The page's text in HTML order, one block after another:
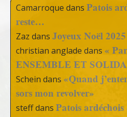
Camarroque dans Patois
reste…
Zaz dans Joyeux Noël 2025
christian anglade dans «
ENSEMBLE ET
Schein dans «Quand
sors mon revolver»
steffdans Patois